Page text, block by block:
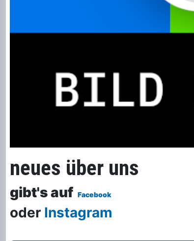
neues über uns
gibt's auf Facebook
oder Instagram